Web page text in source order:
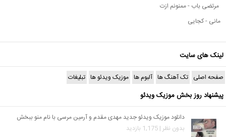
مرتضی باب - ممنونم ازت
مانی - کجایی
لینک های سایت
صفحه اصلی تک آهنگ ها آلبوم ها موزیک ویدئو ها تبلیغات
پیشنهاد روز بخش موزیک ویدئو
دانلود موزیک ویدئو جدید مهدی مقدم و آرمین مرسی با نام منو ببخش
بدون نظر | 1,175 بازدید